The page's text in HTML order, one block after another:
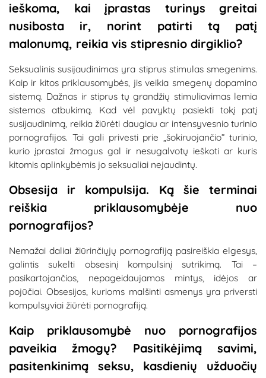
ieškoma, kai įprastas turinys greitai
nusibosta ir, norint patirti tą patį
malonumą, reikia vis stipresnio dirgiklio?
Seksualinis susijaudinimas yra stiprus stimulas smegenims.
Kaip ir kitos priklausomybės, jis veikia smegenų dopamino
sistemą. Dažnas ir stiprus tų grandžių stimuliavimas lemia
sistemos atbukimą. Kad vėl pavyktų pasiekti tokį patį
susijaudinimą, reikia žiūrėti daugiau ar intensyvesnio turinio
pornografijos. Tai gali privesti prie „šokiruojančio” turinio,
kurio įprastai žmogus gal ir nesugalvotų ieškoti ar kuris
kitomis aplinkybėmis jo seksualiai nejaudintų.
Obsesija ir kompulsija. Ką šie terminai
reiškia priklausomybėje nuo
pornografijos?
Nemažai daliai žiūrinčiųjų pornografiją pasireiškia elgesys,
galintis sukelti obsesinį kompulsinį sutrikimą. Tai –
pasikartojančios, nepageidaujamos mintys, idėjos ar
pojūčiai. Obsesijos, kurioms malšinti asmenys yra priversti
kompulsyviai žiūrėti pornografiją.
Kaip priklausomybė nuo pornografijos
paveikia žmogų? Pasitikėjimą savimi,
pasitenkinimą seksu, kasdienių užduočių